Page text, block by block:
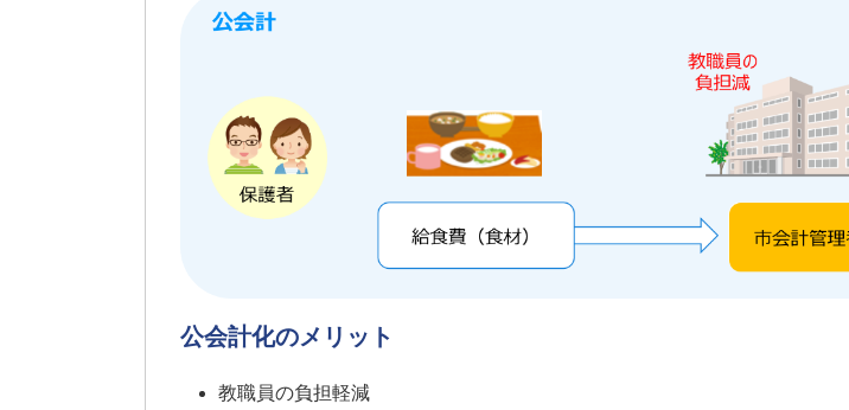
公会計化のメリット
教職員の負担軽減